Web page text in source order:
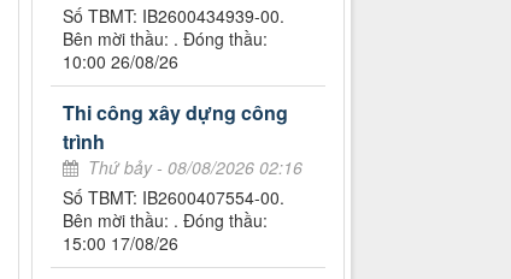
Số TBMT: IB2600434939-00.
Bên mời thầu: . Đóng thầu:
10:00 26/08/26
Thi công xây dựng công
trình
Thứ bảy - 08/08/2026 02:16
Số TBMT: IB2600407554-00.
Bên mời thầu: . Đóng thầu:
15:00 17/08/26